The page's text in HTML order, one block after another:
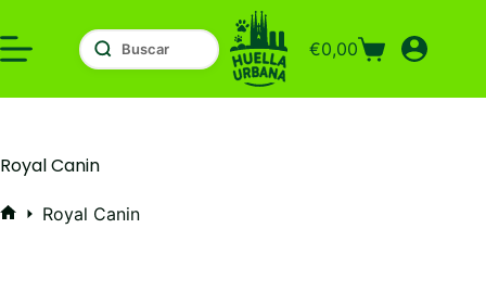
al
contenido
Carro
compra
€0,00
Royal Canin
Royal Canin